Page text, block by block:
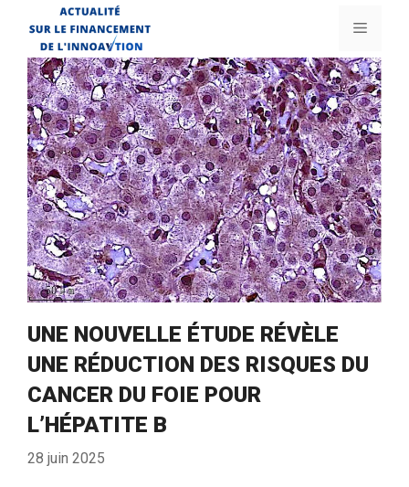
contenu
Menu
UNE NOUVELLE ÉTUDE RÉVÈLE
UNE RÉDUCTION DES RISQUES DU
CANCER DU FOIE POUR
L’HÉPATITE B
28 juin 2025